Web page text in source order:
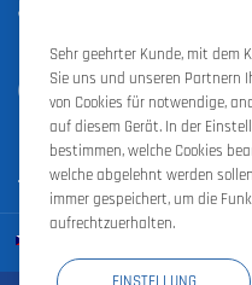
Outstanding Sales
2022
Sehr geehrter Kunde, mit dem
Sie uns und unseren Partnern
von Cookies für notwendige,
auf diesem Gerät. In der
bestimmen, welche Cookies
welche abgelehnt werden
immer gespeichert, um die
aufrechtzuerhalten.